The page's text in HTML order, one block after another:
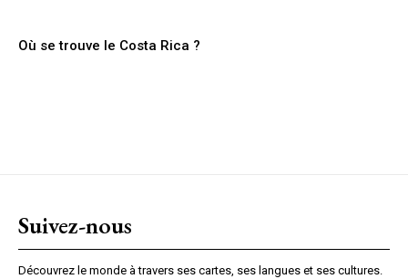
Où se trouve le Costa Rica ?
Suivez-nous
Découvrez le monde à travers ses cartes, ses langues et ses cultures.